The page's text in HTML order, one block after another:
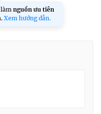
làm nguồn ưu tiên
Xem hướng dẫn.